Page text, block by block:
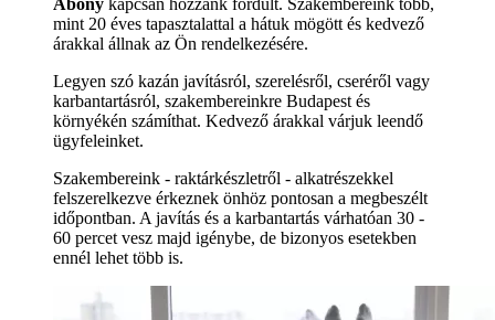
Abony kapcsán hozzánk fordult. Szakembereink több,
mint 20 éves tapasztalattal a hátuk mögött és kedvező
árakkal állnak az Ön rendelkezésére.
Legyen szó kazán javításról, szerelésről, cseréről vagy
karbantartásról, szakembereinkre Budapest és
környékén számíthat. Kedvező árakkal várjuk leendő
ügyfeleinket.
Szakembereink - raktárkészletről - alkatrészekkel
felszerelkezve érkeznek önhöz pontosan a megbeszélt
időpontban. A javítás és a karbantartás várhatóan 30 -
60 percet vesz majd igénybe, de bizonyos esetekben
ennél lehet több is.